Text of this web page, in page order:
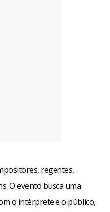
regentes,
O evento busca uma
o intérprete e o público,